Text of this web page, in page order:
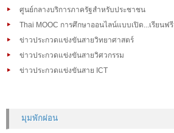
ศูนย์กลางบริการภาครัฐสำหรับประชาชน
Thai MOOC การศึกษาออนไลน์แบบเปิด...เรียนฟรี
ข่าวประกวดแข่งขันสายวิทยาศาสตร์
ข่าวประกวดแข่งขันสายวิศวกรรม
ข่าวประกวดแข่งขันสาย ICT
มุมพักผ่อน